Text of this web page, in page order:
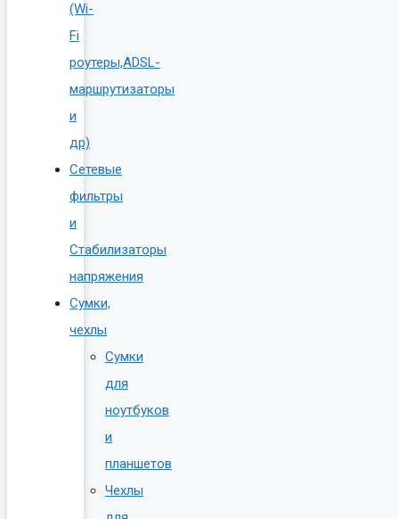
(Wi-
Fi
роутеры,ADSL-
маршрутизаторы
и
др)
Сетевые
фильтры
и
Стабилизаторы
напряжения
Сумки,
чехлы
Сумки
для
ноутбуков
и
планшетов
Чехлы